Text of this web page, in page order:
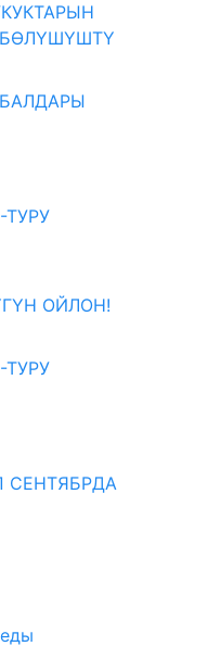
ОЙЛОН!
СЕНТЯБРДА